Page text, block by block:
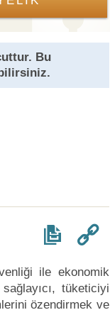
Bu
ile ekonomik
tüketiciyi
özendirmek ve